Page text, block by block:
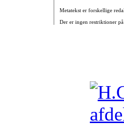
Metatekst er forskellige
Der er ingen restriktioner